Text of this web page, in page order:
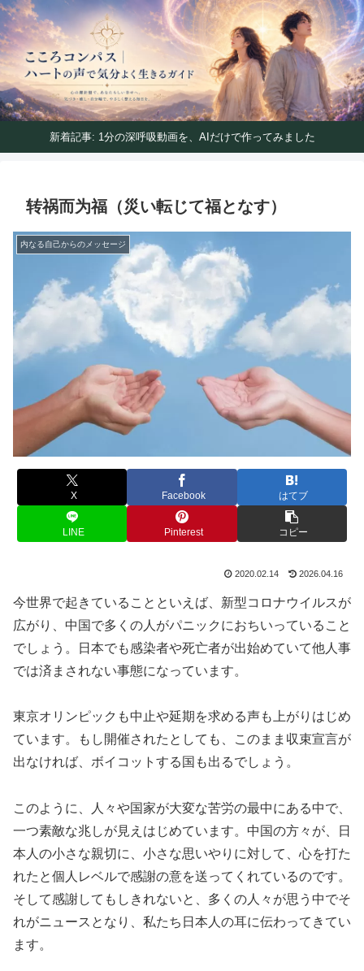
ハートの声で気分よく生きるガイド
こころコンパス｜ハートの声で気分よく生きるガイ
ド
新着記事: 1分の深呼吸動画を、AIだけで作ってみました
转祸而为福（災い転じて福となす）
内なる自己からのメッセージ
X Facebook はてブ
LINE Pinterest コピー
2020.02.14 2026.04.16
今世界で起きていることといえば、新型コロナウイルスが
広がり、中国で多くの人がパニックにおちいっていること
でしょう。日本でも感染者や死亡者が出始めていて他人事
では済まされない事態になっています。
東京オリンピックも中止や延期を求める声も上がりはじめ
ています。もし開催されたとしても、このまま収束宣言が
出なければ、ボイコットする国も出るでしょう。
このように、人々や国家が大変な苦労の最中にある中で、
一つ素敵な兆しが見えはじめています。中国の方々が、日
本人の小さな親切に、小さな思いやりに対して、心を打た
れたと個人レベルで感謝の意を送ってくれているのです。
そして感謝してもしきれないと、多くの人々が思う中でそ
れがニュースとなり、私たち日本人の耳に伝わってきてい
ます。